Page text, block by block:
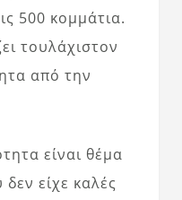
500 κομμάτια.
τουλάχιστον
από την
είναι θέμα
είχε καλές